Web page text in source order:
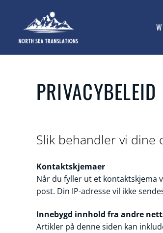
PRIVACYBELEID
Slik behandler vi dine
Kontaktskjemaer
Når du fyller ut et kontaktskjema
post. Din IP-adresse vil ikke
Innebygd innhold fra andre
Artikler på denne siden kan